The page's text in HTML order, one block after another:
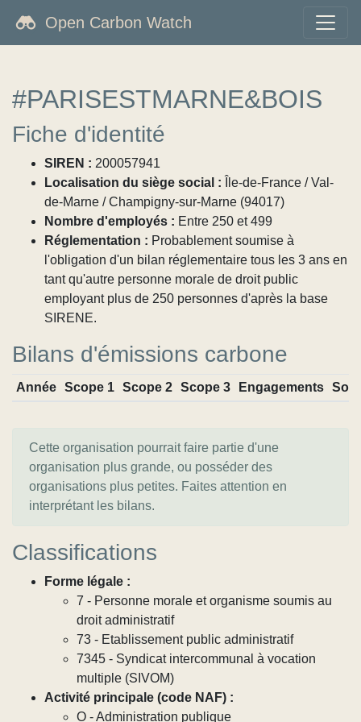
Open Carbon Watch
#PARISESTMARNE&BOIS
Fiche d'identité
SIREN : 200057941
Localisation du siège social : Île-de-France / Val-
de-Marne / Champigny-sur-Marne (94017)
Nombre d'employés : Entre 250 et 499
Réglementation : Probablement soumise à
l'obligation d'un bilan réglementaire tous les 3 ans en
tant qu'autre personne morale de droit public
employant plus de 250 personnes d'après la base
SIRENE.
Bilans d'émissions carbone
Année Scope 1 Scope 2 Scope 3 Engagements
Cette organisation pourrait faire partie d'une
organisation plus grande, ou posséder des
organisations plus petites. Faites attention en
interprétant les bilans.
Classifications
Forme légale :
7 - Personne morale et organisme soumis au
droit administratif
73 - Etablissement public administratif
7345 - Syndicat intercommunal à vocation
multiple (SIVOM)
Activité principale (code NAF) :
O - Administration publique